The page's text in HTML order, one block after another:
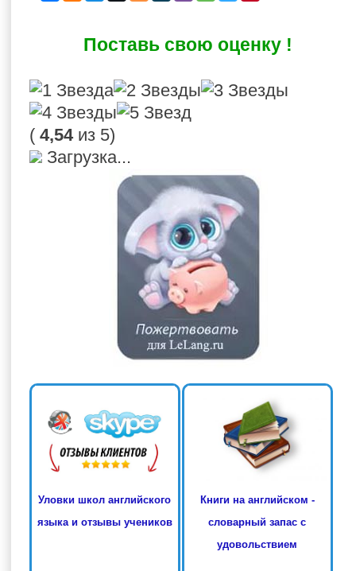
Поставь свою оценку !
( 4,54из 5)
Загрузка...
Уловки школ английского
языка и отзывы учеников
Книги на английском -
словарный запас с
удовольствием